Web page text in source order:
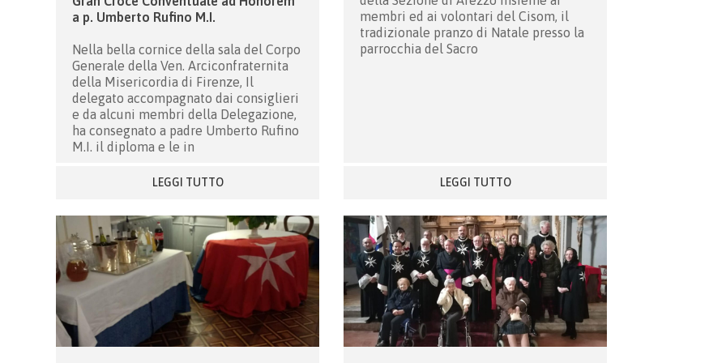
a p. Umberto Rufino M.I.
Nella bella cornice della sala del Corpo
Generale della Ven. Arciconfraternita
della Misericordia di Firenze, Il
delegato accompagnato dai consiglieri
e da alcuni membri della Delegazione,
ha consegnato a padre Umberto Rufino
M.I. il diploma e le in
LEGGI TUTTO
membri ed ai volontari del Cisom, il
tradizionale pranzo di Natale presso la
parrocchia del Sacro
LEGGI TUTTO